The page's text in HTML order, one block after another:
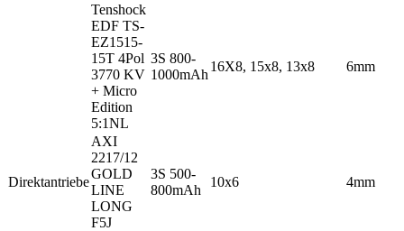
Tenshock
EDF TS-
EZ1515-
15T 4Pol
3770 KV
+ Micro
Edition
5:1NL
3S 800-
1000mAh
16X8, 15x8, 13x8 6mm
Direktantriebe
AXI
2217/12
GOLD
LINE
LONG
F5J
3S 500-
800mAh
10x6 4mm